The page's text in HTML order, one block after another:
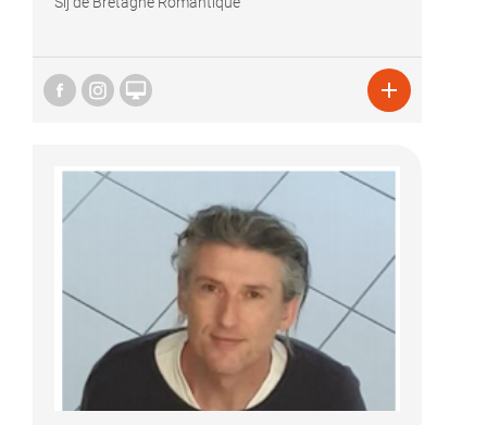
 